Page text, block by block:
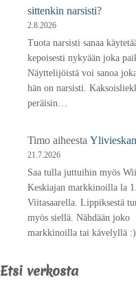
sittenkin narsisti?
2.8.2026
Tuota narsisti sanaa
kepoisesti nykyään joka
Näyttelijöistä voi sanoa
hän on narsisti.
peräisin…
Timoaiheesta
21.7.2026
Saa tulla juttuihin myös
Keskiajan markkinoilla la
Viitasaarella. Lippiksestä
myös siellä. Nähdään joko
markkinoilla tai kävelyllä :)
Etsi verkosta